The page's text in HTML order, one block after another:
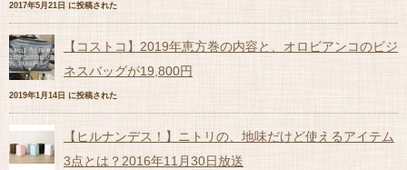
2017年5月21日 に投稿された
【コストコ】2019年恵方巻の内容と、オロビアンコのビジ
ネスバッグが19,800円
2019年1月14日 に投稿された
【ヒルナンデス！】ニトリの、地味だけど使えるアイテム
3点とは？2016年11月30日放送